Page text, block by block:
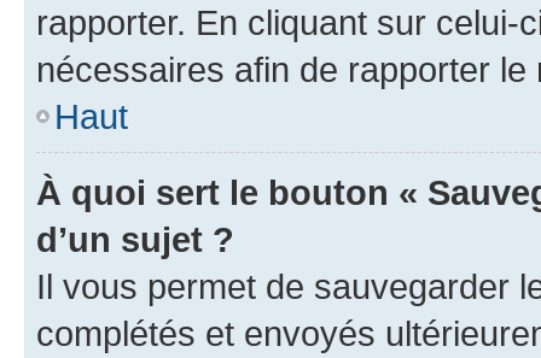
rapporter. En cliquant sur
nécessaires afin de rapporter le
Haut
À quoi sert le bouton «
d’un sujet ?
Il vous permet de sauvegarder
complétés et envoyés